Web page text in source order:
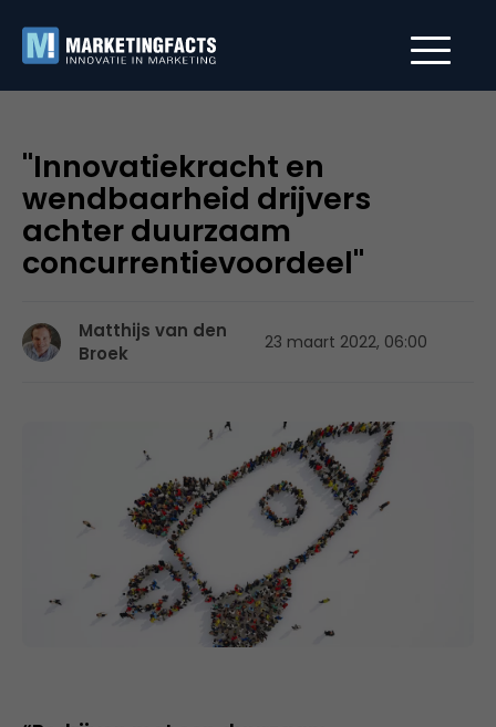
"Innovatiekracht en
wendbaarheid drijvers
achter duurzaam
concurrentievoordeel"
Matthijs van den
Broek
23 maart 2022, 06:00